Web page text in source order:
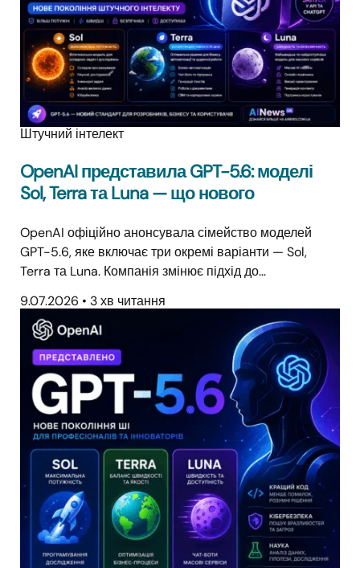
Штучний інтелект
OpenAI представила GPT-5.6: моделі
Sol, Terra та Luna — що нового
OpenAI офіційно анонсувала сімейство моделей
GPT-5.6, яке включає три окремі варіанти — Sol,
Terra та Luna. Компанія змінює підхід до…
9.07.2026 • 3 хв читання